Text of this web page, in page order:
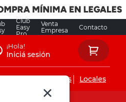
Club
Easy
Pro
Venta
Empresa
Contacto
¡Hola!
Iniciá sesión
de instalaciones Locales